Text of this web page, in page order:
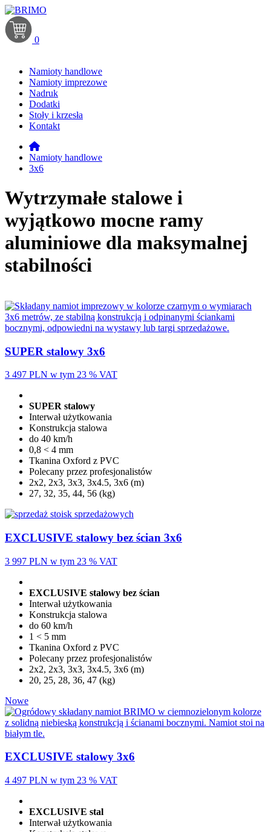
0
Namioty handlowe
Namioty imprezowe
Nadruk
Dodatki
Stoły i krzesła
Kontakt
Namioty handlowe
3x6
Wytrzymałe stalowe i
wyjątkowo mocne ramy
aluminiowe dla maksymalnej
stabilności
SUPER stalowy 3x6
3 497 PLN w tym 23 % VAT
SUPER stalowy
Interwał użytkowania
Konstrukcja stalowa
do 40 km/h
0,8 < 4 mm
Tkanina Oxford z PVC
Polecany przez profesjonalistów
2x2, 2x3, 3x3, 3x4.5, 3x6 (m)
27, 32, 35, 44, 56 (kg)
EXCLUSIVE stalowy bez ścian 3x6
3 997 PLN w tym 23 % VAT
EXCLUSIVE stalowy bez ścian
Interwał użytkowania
Konstrukcja stalowa
do 60 km/h
1 < 5 mm
Tkanina Oxford z PVC
Polecany przez profesjonalistów
2x2, 2x3, 3x3, 3x4.5, 3x6 (m)
20, 25, 28, 36, 47 (kg)
Nowe
EXCLUSIVE stalowy 3x6
4 497 PLN w tym 23 % VAT
EXCLUSIVE stal
Interwał użytkowania